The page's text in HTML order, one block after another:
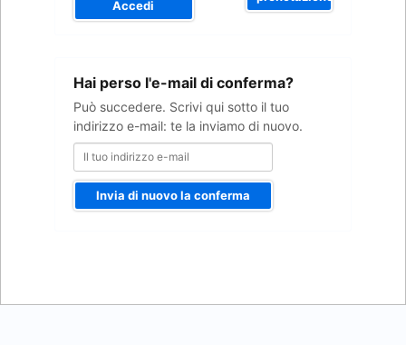
Accedi
Hai perso l'e-mail di conferma?
Può succedere. Scrivi qui sotto il tuo
indirizzo e-mail: te la inviamo di nuovo.
indirizzo
Invia di nuovo la conferma